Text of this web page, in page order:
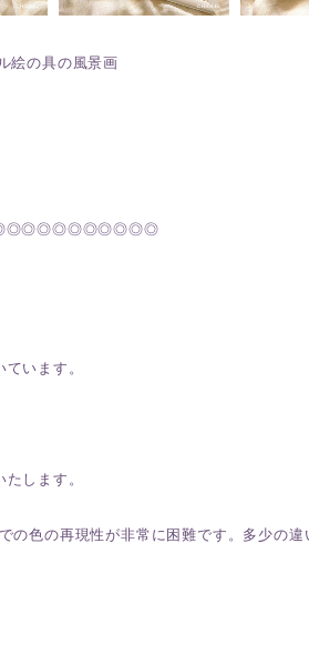
絵の具の風景画
います。
します。
色の再現性が非常に困難です。多少の違